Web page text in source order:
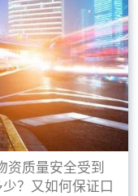
资质量安全受到
？又如何保证口